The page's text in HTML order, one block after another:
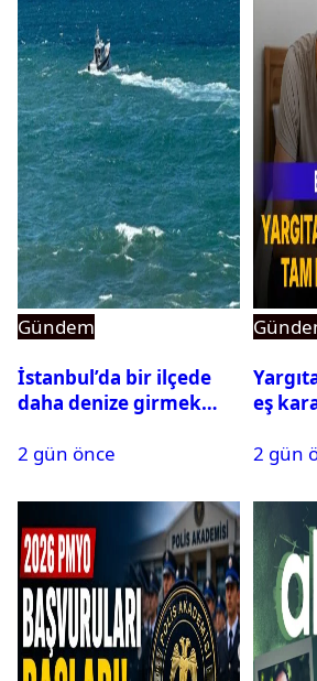
Gündem
İstanbul’da bir ilçede
daha denize girmek
2 gün önce
eş
2 gün